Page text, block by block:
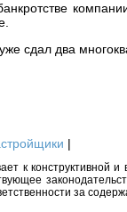
сдал два
|
к конструктивной
за